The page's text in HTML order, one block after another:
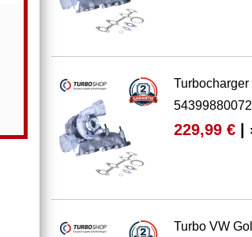
Turbocharger
54399880072 |
229,99 €|
Turbo VW